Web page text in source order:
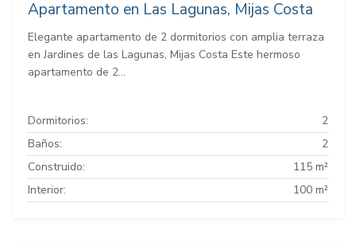
Apartamento en Las Lagunas, Mijas Costa
Elegante apartamento de 2 dormitorios con amplia terraza
en Jardines de las Lagunas, Mijas Costa Este hermoso
apartamento de 2...
Dormitorios:
2
Baños:
2
Construido:
115 m²
Interior:
100 m²